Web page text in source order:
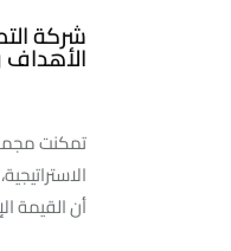
شركة
الأهداف
تمكنت
أن القيمة